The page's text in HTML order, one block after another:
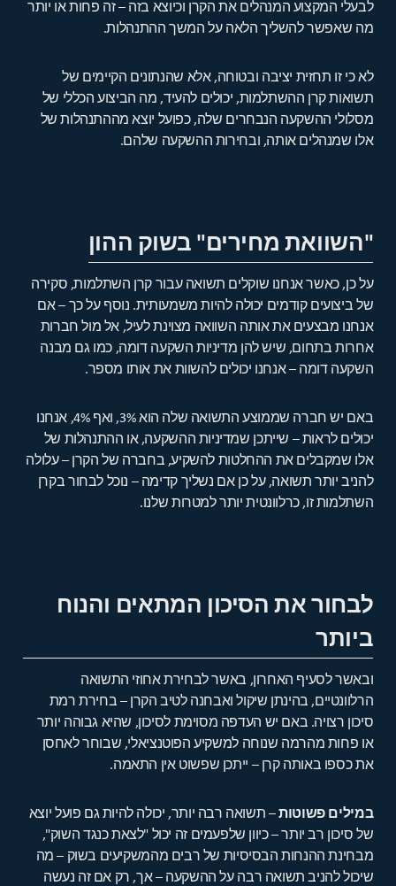
לבעלי המקצוע המנהלים את הקרן וכיוצא בזה – זה פחות או יותר
מה שאפשר להשליך הלאה על המשך ההתנהלות.
לא כי זו תחזית יציבה ובטוחה, אלא שהנתונים הקיימים של
תשואות קרן ההשתלמות, יכולים להעיד, מה הביצוע הכללי של
מסלולי ההשקעה הנבחרים שלה, כפועל יוצא מההתנהלות של
אלו שמנהלים אותה, ובחירות ההשקעה שלהם.
"השוואת מחירים" בשוק ההון
על כן, כאשר אנחנו שוקלים תשואה עבור קרן השתלמות, סקירה
של ביצועים קודמים יכולה להיות משמעותית. נוסף על כך – אם
אנחנו מבצעים את אותה השוואה מצוינת לעיל, אל מול חברות
אחרות בתחום, שיש להן מדיניות השקעה דומה, כמו גם מבנה
השקעה דומה – אנחנו יכולים להשוות את אותו מספר.
באם יש חברה שממוצע התשואה שלה הוא 3%, ואף 4%, אנחנו
יכולים לראות – שייתכן שמדיניות ההשקעה, או ההתנהלות של
אלו שמקבלים את ההחלטות להשקיע, בחברה של הקרן – עלולה
להניב יותר תשואה, על כן אם נשליך קדימה – נוכל לבחור בקרן
השתלמות זו, כרלוונטית יותר למטרות שלנו.
לבחור את הסיכון המתאים והנוח
ביותר
ובאשר לסעיף האחרון, באשר לבחירת אחוזי התשואה
הרלוונטיים, בהינתן שיקול ואבחנה לטיב הקרן – בחירת רמת
סיכון רצויה. באם יש העדפה מסוימת לסיכון, שהיא גבוהה יותר
או פחות מהרמה שנוחה למשקיע הפוטנציאלי, שבוחר לאחסן
את כספו באותה קרן – ייתכן שפשוט אין התאמה.
במילים פשוטות– תשואה רבה יותר, יכולה להיות גם פועל יוצא
של סיכון רב יותר – כיוון שלפעמים זה יכול "לצאת כנגד השוק",
מבחינת ההנחות הבסיסיות של רבים מהמשקיעים בשוק – מה
שיכול להניב תשואה רבה על ההשקעה – אך, רק אם זה נעשה